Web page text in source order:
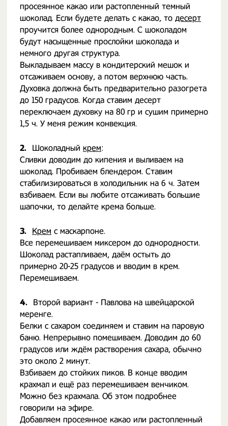
просеянное какао или растопленный темный
шоколад. Если будете делать с какао, то десерт
проучится более однородным. С шоколадом
будут насыщенные прослойки шоколада и
немного другая структура.
Выкладываем массу в кондитерский мешок и
отсаживаем основу, а потом верхнюю часть.
Духовка должна быть предварительно разогрета
до 150 градусов. Когда ставим десерт
переключаем духовку на 80 гр и сушим примерно
1,5 ч. У меня режим конвекция.
2. Шоколадный крем:
Сливки доводим до кипения и выливаем на
шоколад. Пробиваем блендером. Ставим
стабилизироваться в холодильник на 6 ч. Затем
взбиваем. Если вы любите отсаживать большие
шапочки, то делайте крема больше.
3. Крем с маскарпоне.
Все перемешиваем миксером до однородности.
Шоколад растапливаем, даём остыть до
примерно 20-25 градусов и вводим в крем.
Перемешиваем.
4.
Второй вариант - Павлова на швейцарской
меренге.
Белки с сахаром соединяем и ставим на паровую
баню. Непрерывно помешиваем. Доводим до 60
градусов или ждём растворения сахара, обычно
это около 2 минут.
Взбиваем до стойких пиков. В конце вводим
крахмал и ещё раз перемешиваем венчиком.
Можно без крахмала. Об этом подробнее
говорили на эфире.
Добавляем просеянное какао или растопленный